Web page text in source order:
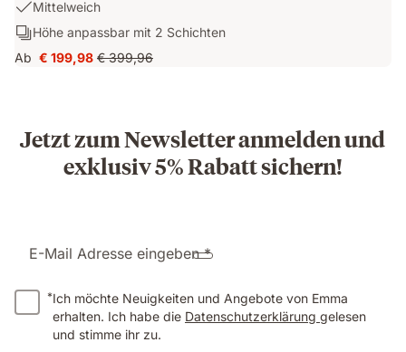
&
Atmungsaktiv
dank
USP
1:
Mittelweich
Mittelweich
Schichten:
Höhe
anpassbar
Höhe anpassbar mit 2 Schichten
Ab Preis
€ 199,98 Ursprünglicher
€ 399,96
Jetzt zum Newsletter anmelden und
exklusiv 5% Rabatt sichern!
E-Mail Adresse eingeben *
*Ich möchte Neuigkeiten und Angebote von Emma
erhalten. Ich habe die Datenschutzerklärung gelesen
und stimme ihr zu.